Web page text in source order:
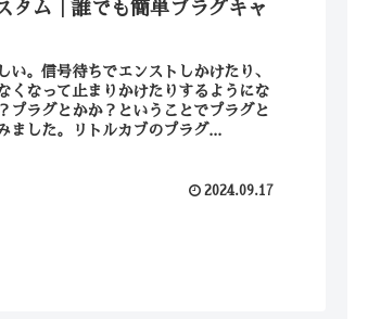
タム｜誰でも簡単プラグキャ
い。信号待ちでエンストしかけたり、
くなって止まりかけたりするようにな
プラグとかか？ということでプラグと
ました。リトルカブのプラグ...
2024.09.17